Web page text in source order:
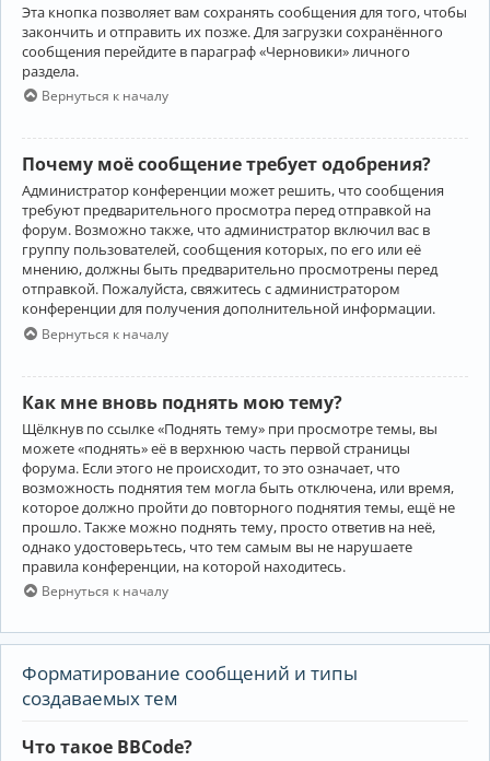
Эта кнопка позволяет вам сохранять сообщения для того, чтобы
закончить и отправить их позже. Для загрузки сохранённого
сообщения перейдите в параграф «Черновики» личного
раздела.
Вернуться к началу
Почему моё сообщение требует одобрения?
Администратор конференции может решить, что сообщения
требуют предварительного просмотра перед отправкой на
форум. Возможно также, что администратор включил вас в
группу пользователей, сообщения которых, по его или её
мнению, должны быть предварительно просмотрены перед
отправкой. Пожалуйста, свяжитесь с администратором
конференции для получения дополнительной информации.
Вернуться к началу
Как мне вновь поднять мою тему?
Щёлкнув по ссылке «Поднять тему» при просмотре темы, вы
можете «поднять» её в верхнюю часть первой страницы
форума. Если этого не происходит, то это означает, что
возможность поднятия тем могла быть отключена, или время,
которое должно пройти до повторного поднятия темы, ещё не
прошло. Также можно поднять тему, просто ответив на неё,
однако удостоверьтесь, что тем самым вы не нарушаете
правила конференции, на которой находитесь.
Вернуться к началу
Форматирование сообщений и типы
создаваемых тем
Что такое BBCode?